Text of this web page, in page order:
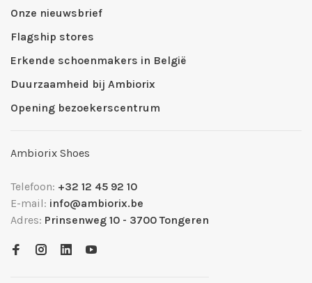
Onze nieuwsbrief
Flagship stores
Erkende schoenmakers in België
Duurzaamheid bij Ambiorix
Opening bezoekerscentrum
Ambiorix Shoes
Telefoon: +32 12 45 92 10
E-mail: info@ambiorix.be
Adres: Prinsenweg 10 - 3700 Tongeren